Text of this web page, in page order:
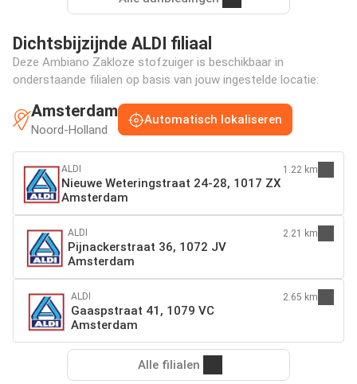
Dichtsbijzijnde ALDI filiaal
Deze Ambiano Zakloze stofzuiger is beschikbaar in
onderstaande filialen op basis van jouw ingestelde locatie:
Amsterdam
Noord-Holland
Automatisch lokaliseren
ALDI
Nieuwe Weteringstraat 24-28, 1017 ZX
Amsterdam
1.22 km
ALDI
Pijnackerstraat 36, 1072 JV
Amsterdam
2.21 km
ALDI
Gaaspstraat 41, 1079 VC
Amsterdam
2.65 km
Alle filialen